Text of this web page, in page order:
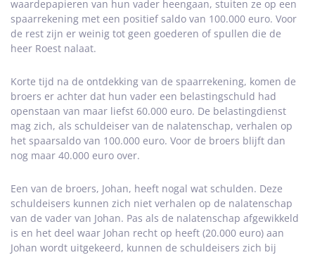
waardepapieren van hun vader heengaan, stuiten ze op een
spaarrekening met een positief saldo van 100.000 euro. Voor
de rest zijn er weinig tot geen goederen of spullen die de
heer Roest nalaat.
Korte tijd na de ontdekking van de spaarrekening, komen de
broers er achter dat hun vader een belastingschuld had
openstaan van maar liefst 60.000 euro. De belastingdienst
mag zich, als schuldeiser van de nalatenschap, verhalen op
het spaarsaldo van 100.000 euro. Voor de broers blijft dan
nog maar 40.000 euro over.
Een van de broers, Johan, heeft nogal wat schulden. Deze
schuldeisers kunnen zich niet verhalen op de nalatenschap
van de vader van Johan. Pas als de nalatenschap afgewikkeld
is en het deel waar Johan recht op heeft (20.000 euro) aan
Johan wordt uitgekeerd, kunnen de schuldeisers zich bij